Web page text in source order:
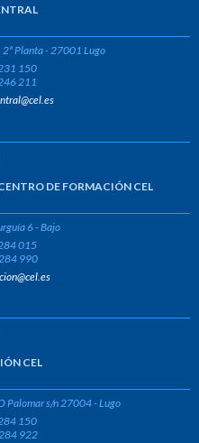
Planta - 27001 Lugo
150
211
DE FORMACIÓN CEL
6 - Bajo
015
990
CEL
Palomar s/n 27004 - Lugo
150
922